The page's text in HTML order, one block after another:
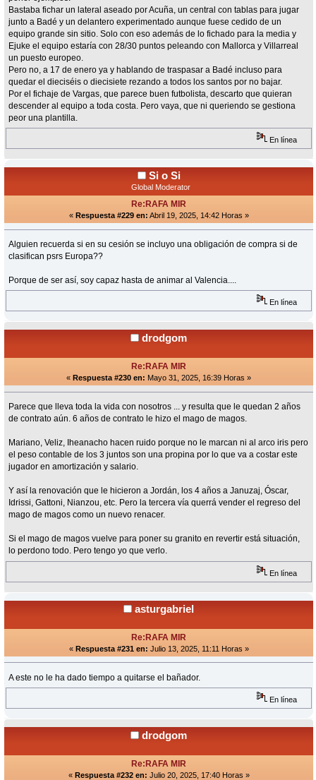
Bastaba fichar un lateral aseado por Acuña, un central con tablas para jugar
junto a Badé y un delantero experimentado aunque fuese cedido de un
equipo grande sin sitio. Solo con eso además de lo fichado para la media y
Ejuke el equipo estaría con 28/30 puntos peleando con Mallorca y Villarreal
un puesto europeo.
Pero no, a 17 de enero ya y hablando de traspasar a Badé incluso para
quedar el dieciséis o diecisiete rezando a todos los santos por no bajar.
Por el fichaje de Vargas, que parece buen futbolista, descarto que quieran
descender al equipo a toda costa. Pero vaya, que ni queriendo se gestiona
peor una plantilla.
En línea
Si o Si
Global Moderator
Re:RAFA MIR
« Respuesta #229 en: Abril 19, 2025, 14:42 Horas »
Alguien recuerda si en su cesión se incluyo una obligación de compra si de
clasifican psrs Europa??
Porque de ser así, soy capaz hasta de animar al Valencia....
En línea
drodgom
Re:RAFA MIR
« Respuesta #230 en: Mayo 31, 2025, 16:39 Horas »
Parece que lleva toda la vida con nosotros ... y resulta que le quedan 2 años
de contrato aún. 6 años de contrato le hizo el mago de magos.
Mariano, Veliz, Iheanacho hacen ruido porque no le marcan ni al arco iris pero
el peso contable de los 3 juntos son una propina por lo que va a costar este
jugador en amortización y salario.
Y así la renovación que le hicieron a Jordán, los 4 años a Januzaj, Óscar,
Idrissi, Gattoni, Nianzou, etc. Pero la tercera vía querrá vender el regreso del
mago de magos como un nuevo renacer.
Si el mago de magos vuelve para poner su granito en revertir está situación,
lo perdono todo. Pero tengo yo que verlo.
En línea
asturgabriel
Re:RAFA MIR
« Respuesta #231 en: Julio 13, 2025, 11:11 Horas »
A este no le ha dado tiempo a quitarse el bañador.
En línea
drodgom
Re:RAFA MIR
« Respuesta #232 en: Julio 20, 2025, 17:40 Horas »